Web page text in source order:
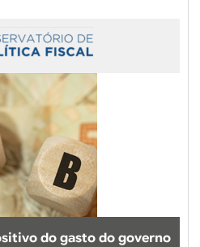
do gasto do governo